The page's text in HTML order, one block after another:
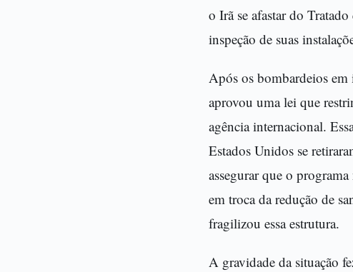
o Irã se afastar do
inspeção de suas
Após os bombardeios
aprovou uma lei que
agência internacional.
Estados Unidos se
assegurar que o
em troca da redução de
fragilizou essa estrutura.
A gravidade da situação